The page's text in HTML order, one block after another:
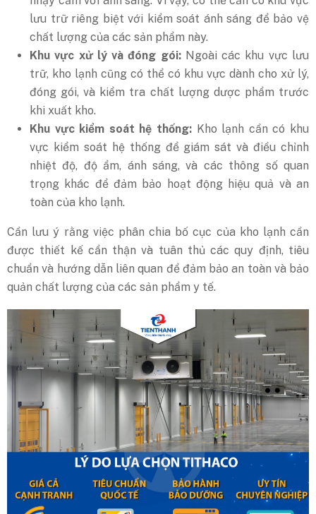
lưu trữ riêng biệt với kiểm soát ánh sáng để bảo vệ
chất lượng của các sản phẩm này.
Khu vực xử lý và đóng gói:Ngoài các khu vực lưu
trữ, kho lạnh cũng có thể có khu vực dành cho xử lý,
đóng gói, và kiểm tra chất lượng dược phẩm trước
khi xuất kho.
Khu vực kiểm soát hệ thống: Kho lạnh cần có khu
vực kiểm soát hệ thống để giám sát và điều chỉnh
nhiệt độ, độ ẩm, ánh sáng, và các thông số quan
trọng khác để đảm bảo hoạt động hiệu quả và an
toàn của kho lạnh.
Cần lưu ý rằng việc phân chia bố cục của kho lạnh cần
được thiết kế cẩn thận và tuân thủ các quy định, tiêu
chuẩn và hướng dẫn liên quan để đảm bảo an toàn và bảo
quản chất lượng của các sản phẩm y tế.